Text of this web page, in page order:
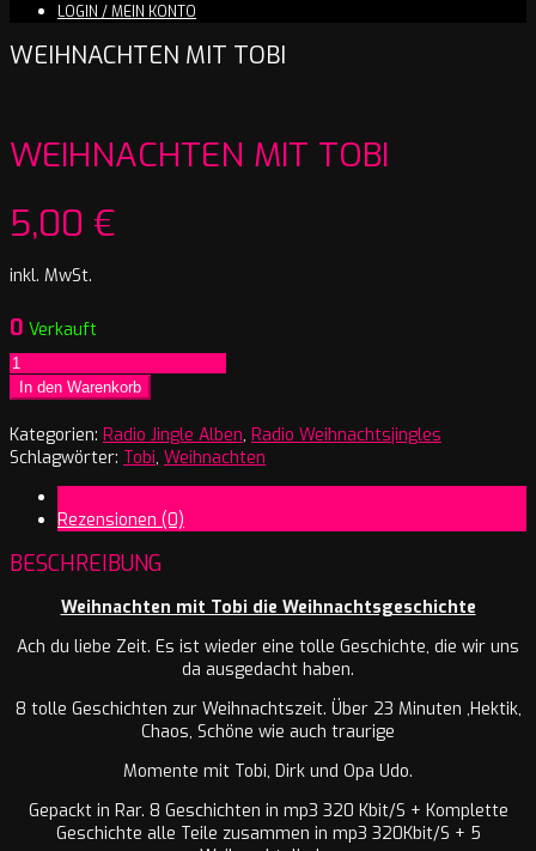
LOGIN / MEIN KONTO
WEIHNACHTEN MIT TOBI
WEIHNACHTEN MIT TOBI
5,00 €
inkl. MwSt.
0 Verkauft
Weihnachten
mit
Tobi
Menge
In den Warenkorb
Kategorien: Radio Jingle Alben, Radio Weihnachtsjingles
Schlagwörter: Tobi, Weihnachten
Rezensionen (0)
BESCHREIBUNG
Weihnachten mit Tobi die Weihnachtsgeschichte
Ach du liebe Zeit. Es ist wieder eine tolle Geschichte, die wir uns
da ausgedacht haben.
8 tolle Geschichten zur Weihnachtszeit. Über 23 Minuten ,Hektik,
Chaos, Schöne wie auch traurige
Momente mit Tobi, Dirk und Opa Udo.
Gepackt in Rar. 8 Geschichten in mp3 320 Kbit/S + Komplette
Geschichte alle Teile zusammen in mp3 320Kbit/S + 5